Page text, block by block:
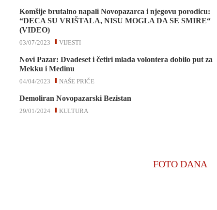
Komšije brutalno napali Novopazarca i njegovu porodicu:
“DECA SU VRIŠTALA, NISU MOGLA DA SE SMIRE“
(VIDEO)
VIJESTI
03/07/2023
Novi Pazar: Dvadeset i četiri mlada volontera dobilo put za
Mekku i Medinu
NAŠE PRIČE
04/04/2023
Demoliran Novopazarski Bezistan
KULTURA
29/01/2024
FOTO DANA